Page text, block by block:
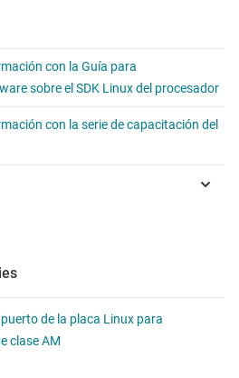
con la Guía para
sobre el SDK Linux del procesador
con la serie de capacitación del
de la placa Linux para
clase AM